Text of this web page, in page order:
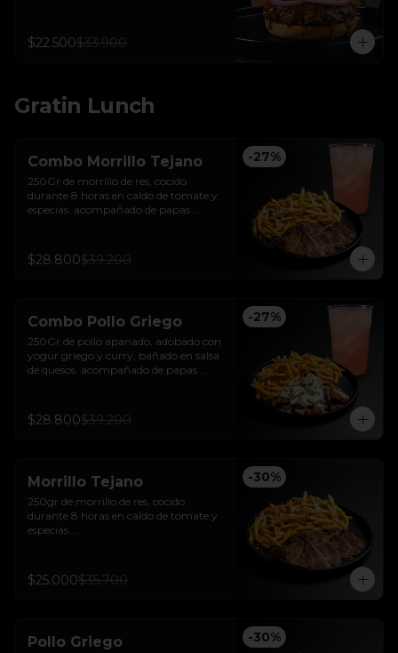
$22.500$33.900
Gratin Lunch
-27%
Combo Morrillo Tejano
250Gr de morrillo de res, cocido
durante 8 horas en caldo de tomate y
especias. acompañado de papas
$28.800$39.200
-27%
Combo Pollo Griego
250Gr de pollo apanado, adobado con
yogur griego y curry, bañado en salsa
de quesos. acompañado de papas
$28.800$39.200
-30%
Morrillo Tejano
250gr de morrillo de res, cocido
durante 8 horas en caldo de tomate y
especias.
$25.000$35.700
-30%
Pollo Griego